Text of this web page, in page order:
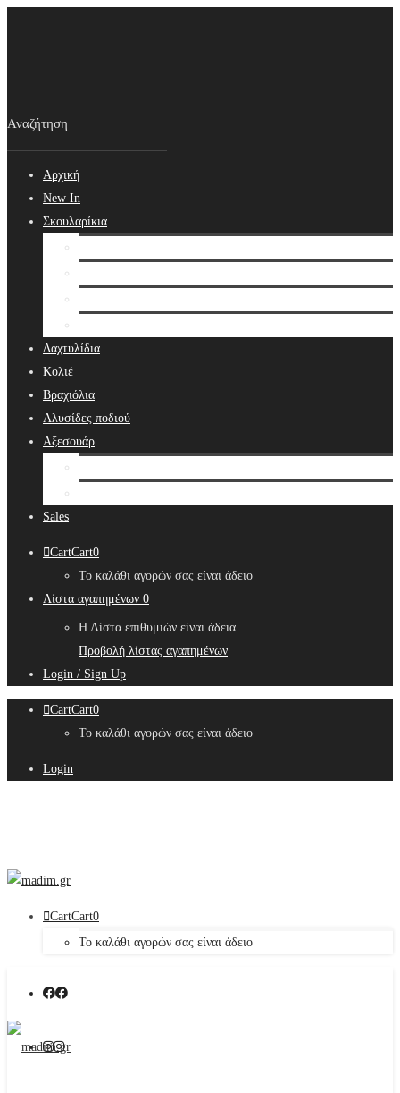
Αρχική
New In
Σκουλαρίκια
Δαχτυλίδια
Κολιέ
Βραχιόλια
Αλυσίδες ποδιού
Αξεσουάρ
Sales
CartCart0
Το καλάθι αγορών σας είναι άδειο
Λίστα αγαπημένων 0
Η Λίστα επιθυμιών είναι άδεια
Προβολή λίστας αγαπημένων
Login / Sign Up
CartCart0
Το καλάθι αγορών σας είναι άδειο
Login
CartCart0
Το καλάθι αγορών σας είναι άδειο